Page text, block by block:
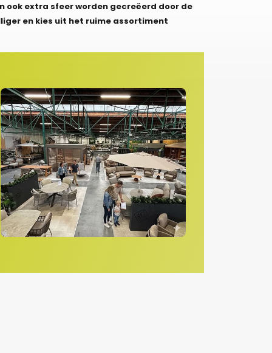
ook extra sfeer worden gecreëerd door de
en kies uit het ruime assortiment